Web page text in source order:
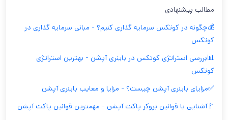
مطالب پیشنهادی
💰چگونه در کوتکس سرمایه گذاری کنیم؟ - مبانی سرمایه گذاری در
کوتکس
📊بررسی استراتژی کوتکس در باینری آپشن - بهترین استراتژی
کوتکس
✅مزایای باینری آپشن چیست؟ - مزایا و معایب باینری آپشن
🚩آشنایی با قوانین بروکر پاکت آپشن - مهمترین قوانین پاکت آپشن